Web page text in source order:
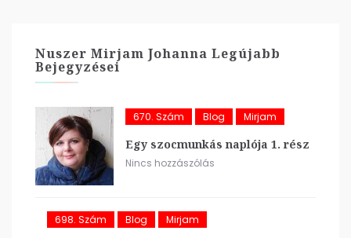
Nuszer Mirjam Johanna Legújabb
Bejegyzései
670. Szám Blog Mirjam
Egy szocmunkás naplója 1. rész
Nincs hozzászólás
698. Szám Blog Mirjam